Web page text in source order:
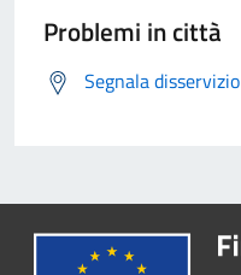
Problemi in città
Segnala disservizio